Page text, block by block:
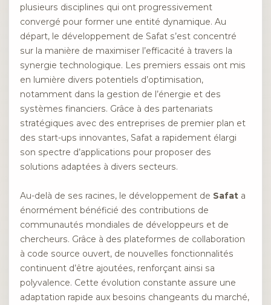
plusieurs disciplines qui ont progressivement
convergé pour former une entité dynamique. Au
départ, le développement de Safat s’est concentré
sur la manière de maximiser l’efficacité à travers la
synergie technologique. Les premiers essais ont mis
en lumière divers potentiels d’optimisation,
notamment dans la gestion de l’énergie et des
systèmes financiers. Grâce à des partenariats
stratégiques avec des entreprises de premier plan et
des start-ups innovantes, Safat a rapidement élargi
son spectre d’applications pour proposer des
solutions adaptées à divers secteurs.
Au-delà de ses racines, le développement de Safat a
énormément bénéficié des contributions de
communautés mondiales de développeurs et de
chercheurs. Grâce à des plateformes de collaboration
à code source ouvert, de nouvelles fonctionnalités
continuent d’être ajoutées, renforçant ainsi sa
polyvalence. Cette évolution constante assure une
adaptation rapide aux besoins changeants du marché,